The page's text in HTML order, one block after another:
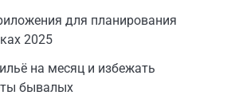
для планирования
2025
на месяц и избежать
бывалых